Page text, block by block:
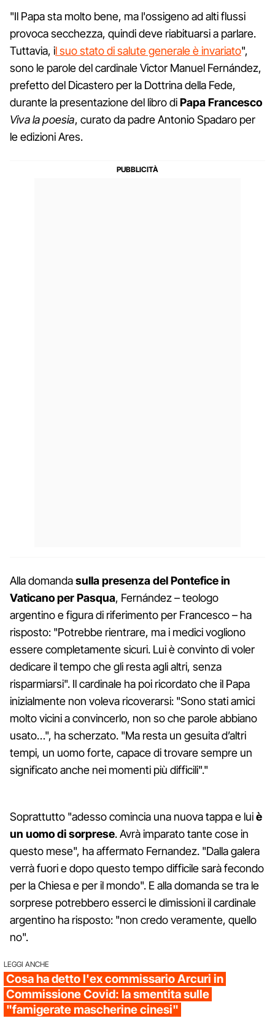
"Il Papa sta molto bene, ma l'ossigeno ad alti flussi
provoca secchezza, quindi deve riabituarsi a parlare.
Tuttavia, il suo stato di salute generale è invariato",
sono le parole del cardinale Victor Manuel Fernández,
prefetto del Dicastero per la Dottrina della Fede,
durante la presentazione del libro diPapa Francesco
Viva la poesia, curato da padre Antonio Spadaro per
le edizioni Ares.
Alla domandasulla presenza del Pontefice in
Vaticano per Pasqua, Fernández – teologo
argentino e figura di riferimento per Francesco – ha
risposto: "Potrebbe rientrare, ma i medici vogliono
essere completamente sicuri. Lui è convinto di voler
dedicare il tempo che gli resta agli altri, senza
risparmiarsi". Il cardinale ha poi ricordato che il Papa
inizialmente non voleva ricoverarsi: "Sono stati amici
molto vicini a convincerlo, non so che parole abbiano
usato…", ha scherzato. "Ma resta un gesuita d’altri
tempi, un uomo forte, capace di trovare sempre un
significato anche nei momenti più difficili"."
Soprattutto "adesso comincia una nuova tappa e luiè
un uomo di sorprese. Avrà imparato tante cose in
questo mese", ha affermato Fernandez. "Dalla galera
verrà fuori e dopo questo tempo difficile sarà fecondo
per la Chiesa e per il mondo". E alla domanda se tra le
sorprese potrebbero esserci le dimissioni il cardinale
argentino ha risposto: "non credo veramente, quello
no".
LEGGI ANCHE
Cosa ha detto l'ex commissario Arcuri in
Commissione Covid: la smentita sulle
"famigerate mascherine cinesi"